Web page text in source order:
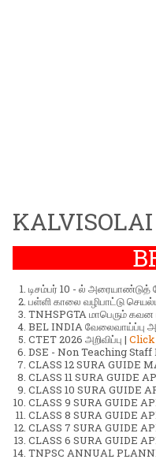
டிசம்பர் 10 - ல் அரையாண்டுத்
பள்ளி காலை வழிபாட்டு
TNHSPGTA மாபெரும்
BEL INDIA வேலைவாய்ப்பு
CTET 2026 அறிவிப்பு |
DSE - Non Teaching Staff
CLASS 12 SURA GUIDE
CLASS 11 SURA GUIDE
CLASS 10 SURA GUIDE
CLASS 9 SURA GUIDE
CLASS 8 SURA GUIDE
CLASS 7 SURA GUIDE
CLASS 6 SURA GUIDE
TNPSC ANNUAL